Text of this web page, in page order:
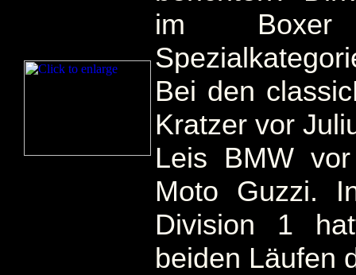
im
Bei den
Kratzer vor
Leis BMW
Moto Guzzi.
Division 1
beiden Läufen